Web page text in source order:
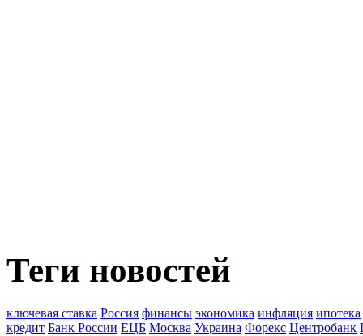
Теги новостей
ключевая ставка Россия финансы экономика инфляция ипотека
кредит Банк России ЕЦБ Москва Украина Форекс Центробанк